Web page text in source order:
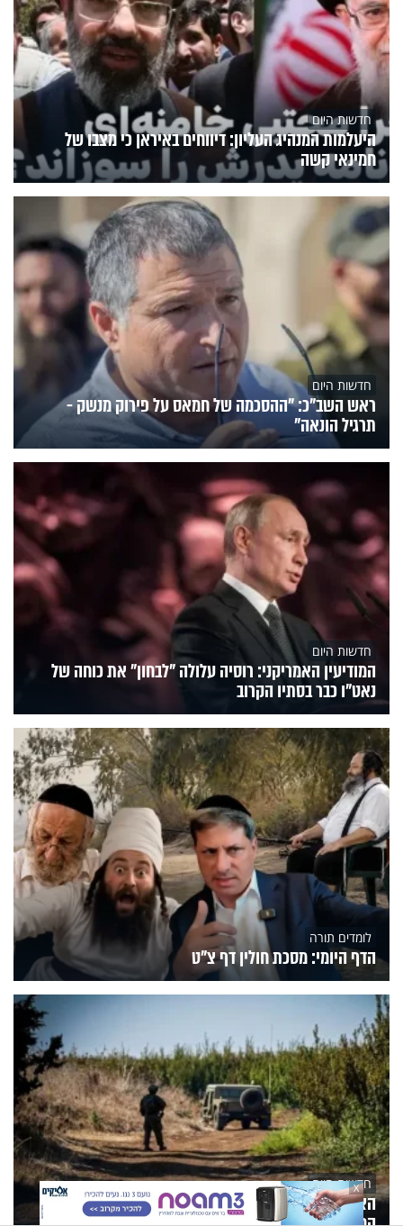
חדשות היום
היעלמות המנהיג העליון: דיווחים באיראן כי מצבו של
חמינאי קשה
חדשות היום
ראש השב"כ: "ההסכמה של חמאס על פירוק מנשק -
תרגיל הונאה"
חדשות היום
המודיעין האמריקני: רוסיה עלולה "לבחון" את כוחה של
נאט"ו כבר בסתיו הקרוב
לומדים תורה
הדף היומי: מסכת חולין דף צ"ט
חדשות היום
האיום לא הוסר: הממשלה צפויה להאריך את המצב
X